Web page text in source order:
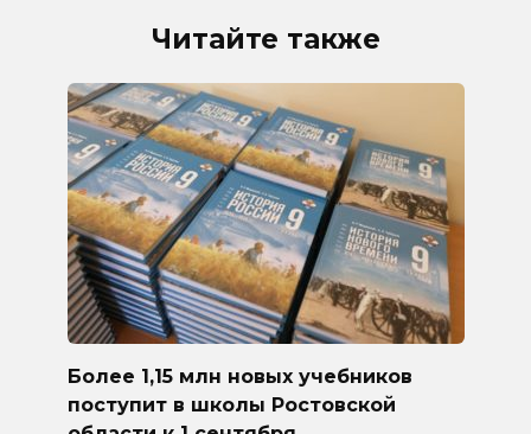
Читайте также
Более 1,15 млн новых учебников
поступит в школы Ростовской